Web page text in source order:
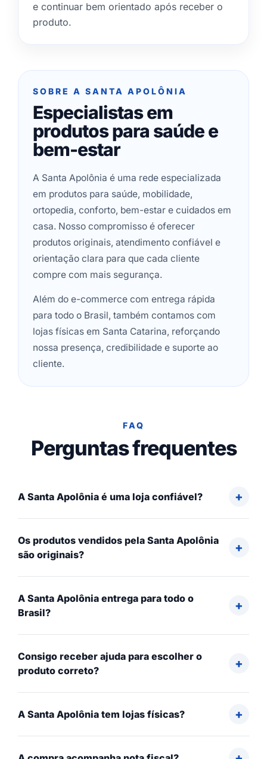
e continuar bem orientado após receber o
produto.
SOBRE A SANTA APOLÔNIA
Especialistas em
produtos para saúde e
bem-estar
A Santa Apolônia é uma rede especializada
em produtos para saúde, mobilidade,
ortopedia, conforto, bem-estar e cuidados em
casa. Nosso compromisso é oferecer
produtos originais, atendimento confiável e
orientação clara para que cada cliente
compre com mais segurança.
Além do e-commerce com entrega rápida
para todo o Brasil, também contamos com
lojas físicas em Santa Catarina, reforçando
nossa presença, credibilidade e suporte ao
cliente.
FAQ
Perguntas frequentes
A Santa Apolônia é uma loja confiável?
Os produtos vendidos pela Santa Apolônia
são originais?
A Santa Apolônia entrega para todo o
Brasil?
Consigo receber ajuda para escolher o
produto correto?
A Santa Apolônia tem lojas físicas?